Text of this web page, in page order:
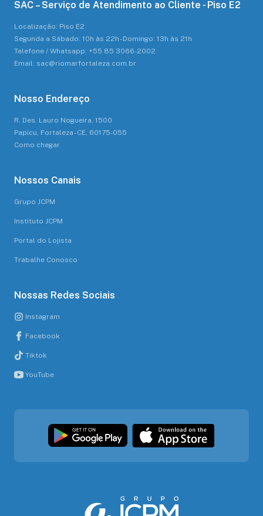
SAC – Serviço de Atendimento ao Cliente - Piso E2
Localização: Piso E2
Segunda a Sábado: 10h às 22h - Domingo: 13h às 21h
Telefone / Whatsapp: +55 85 3066-2002
Email: sac@riomarfortaleza.com.br
Nosso Endereço
R. Des. Lauro Nogueira, 1500
Papicu, Fortaleza - CE, 60175-055
Como chegar
Nossos Canais
Grupo JCPM
Instituto JCPM
Portal do Lojista
Trabalhe Conosco
Nossas Redes Sociais
Instagram
Facebook
Tiktok
YouTube